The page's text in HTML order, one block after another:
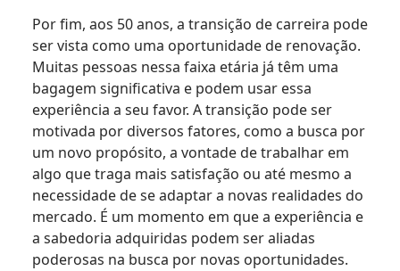
Por fim, aos 50 anos, a transição de carreira pode
ser vista como uma oportunidade de renovação.
Muitas pessoas nessa faixa etária já têm uma
bagagem significativa e podem usar essa
experiência a seu favor. A transição pode ser
motivada por diversos fatores, como a busca por
um novo propósito, a vontade de trabalhar em
algo que traga mais satisfação ou até mesmo a
necessidade de se adaptar a novas realidades do
mercado. É um momento em que a experiência e
a sabedoria adquiridas podem ser aliadas
poderosas na busca por novas oportunidades.